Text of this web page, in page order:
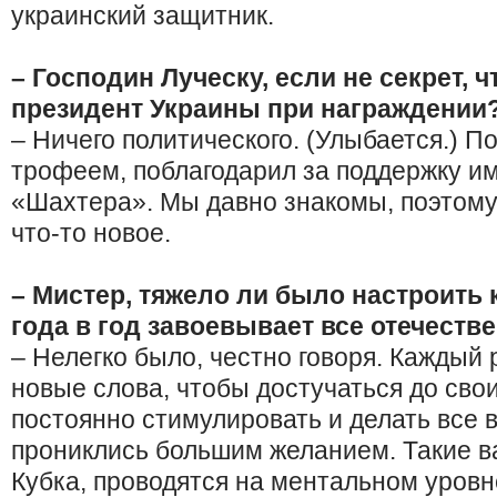
украинский защитник.
– Господин Луческу, если не секрет,
президент Украины при
– Ничего политического. (Улыбается.)
трофеем, поблагодарил за поддержку
«Шахтера». Мы давно знакомы,
что-то новое.
– Мистер, тяжело ли было настроить
года в год завоевывает все
– Нелегко было, честно говоря. Каждый
новые слова, чтобы достучаться до
постоянно стимулировать и делать
прониклись большим желанием. Такие
Кубка, проводятся на ментальном